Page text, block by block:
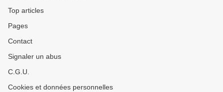
Top articles
Pages
Contact
Signaler un abus
C.G.U.
Cookies et données personnelles